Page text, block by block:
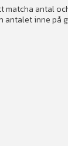
matcha antal
antalet inne på